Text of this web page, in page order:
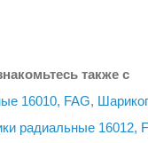
также с
16010, FAG,
радиальные 16012,